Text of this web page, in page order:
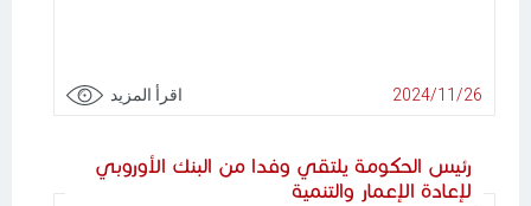
2024/11/26 اقرأ المزيد
رئيس الحكومة يلتقي وفدا من البنك الأوروبي
لإعادة الإعمار والتنمية